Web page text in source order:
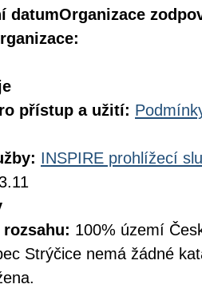
datumOrganizace
přístup a užití:
INSPIRE prohlížecí
100% území
Strýčice nemá žádné